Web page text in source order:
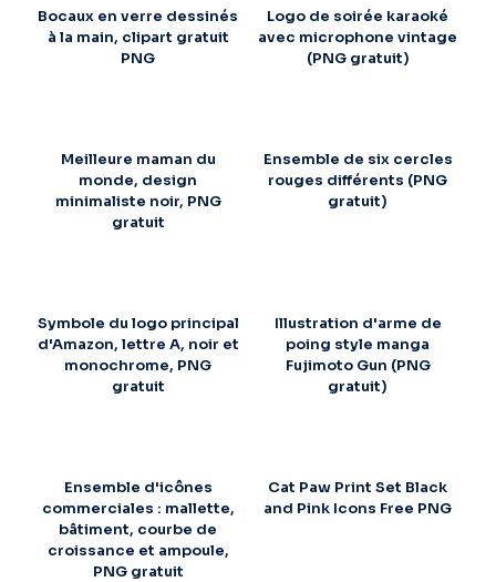
Bocaux en verre dessinés
à la main, clipart gratuit
PNG
Logo de soirée karaoké
avec microphone vintage
(PNG gratuit)
Meilleure maman du
monde, design
minimaliste noir, PNG
gratuit
Ensemble de six cercles
rouges différents (PNG
gratuit)
Symbole du logo principal
d'Amazon, lettre A, noir et
monochrome, PNG
gratuit
Illustration d'arme de
poing style manga
Fujimoto Gun (PNG
gratuit)
Ensemble d'icônes
commerciales : mallette,
bâtiment, courbe de
croissance et ampoule,
PNG gratuit
Cat Paw Print Set Black
and Pink Icons Free PNG